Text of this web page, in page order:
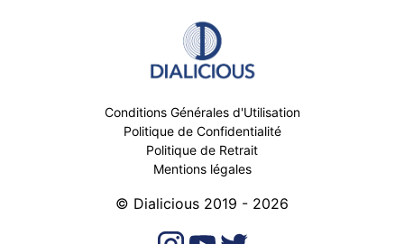
Conditions Générales d'Utilisation
Politique de Confidentialité
Politique de Retrait
Mentions légales
© Dialicious 2019 - 2026